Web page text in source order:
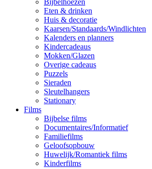
Bijbelhoezen
Eten & drinken
Huis & decoratie
Kaarsen/Standaards/Windlichten
Kalenders en planners
Kindercadeaus
Mokken/Glazen
Overige cadeaus
Puzzels
Sieraden
Sleutelhangers
Stationary
Films
Bijbelse films
Documentaires/Informatief
Familiefilms
Geloofsopbouw
Huwelijk/Romantiek films
Kinderfilms